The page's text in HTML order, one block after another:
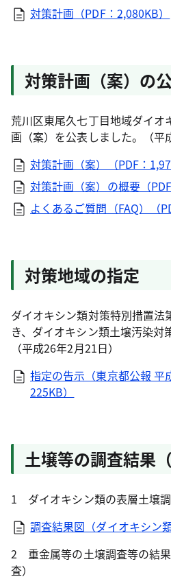
対策計画（PDF：2,080KB）
対策計画（案）の
荒川区東尾久七丁目地域ダイオ
画（案）を公表しました。（平
対策計画（案）（PDF：
対策計画（案）の概要（
よくあるご質問（FAQ）（
対策地域の指定
ダイオキシン類対策特別措置法
き、ダイオキシン類土壌汚染対
（平成26年2月21日）
指定の告示（東京都公報 平
225KB）
土壌等の調査結果（
1 ダイオキシン類の表層土壌
調査結果図（ダイオキシン
2 重金属等の土壌調査等の結
査）